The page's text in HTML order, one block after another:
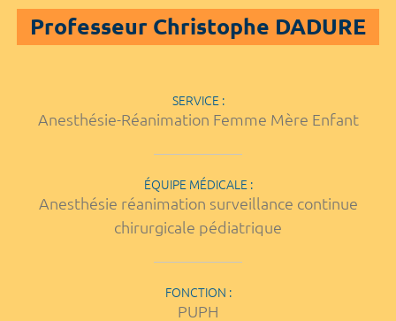
Professeur Christophe DADURE
SERVICE :
Anesthésie-Réanimation Femme Mère Enfant
ÉQUIPE MÉDICALE :
Anesthésie réanimation surveillance continue
chirurgicale pédiatrique
FONCTION :
PUPH